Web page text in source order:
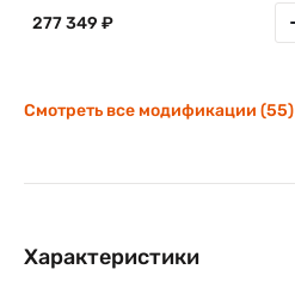
277 349 ₽
Смотреть все модификации (55)
Характеристики